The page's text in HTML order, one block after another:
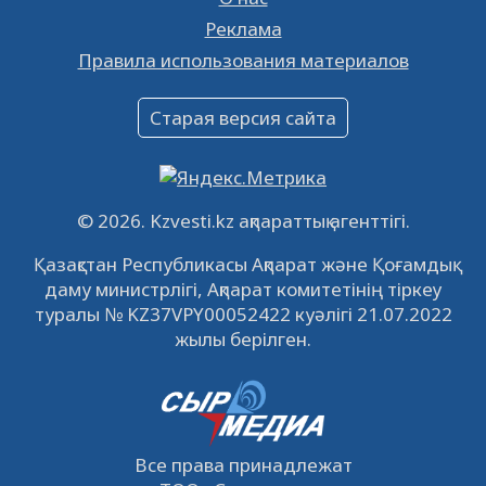
16.12.2022 61069
Объявление
09.12.2022
Свободные рабочие места
встречу с инвесторами в Кызылорде 22
ноября
21.11.2022 14956 0
© 2026. Kzvesti.kz ақпараттық агенттігі.
Қазақстан Республикасы Ақпарат және Қоғамдық
даму министрлігі, Ақпарат комитетінің тіркеу
туралы № KZ37VPY00052422 куәлігі 21.07.2022
жылы берілген.
Все права принадлежат
Реклама
Правила использования материалов
Старая версия сайта